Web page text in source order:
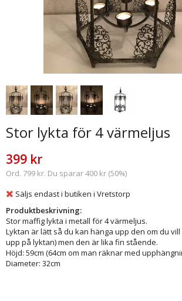
Stor lykta för 4 värmeljus
399 kr
Ord. 799 kr. Du sparar 400 kr (50%)
Säljs endast i butiken i Vretstorp
Produktbeskrivning:
Stor maffig lykta i metall för 4 värmeljus.
Lyktan är lätt så du kan hänga upp den om du
upp på lyktan) men den är lika fin stående.
Höjd: 59cm (64cm om man räknar med
Diameter: 32cm